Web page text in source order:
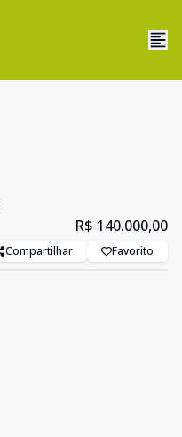
R$ 140.000,00
Compartilhar Favorito